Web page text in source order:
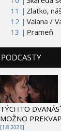
11 | Zlatko,
12 | Vaiana /
13 | Prameň
PODCASTY
TÝCHTO
MOŽNO
[1.8 2026]